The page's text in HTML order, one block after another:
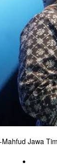
Jawa